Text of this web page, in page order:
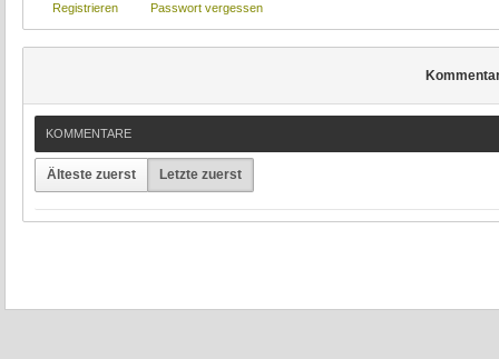
Registrieren Passwort vergessen
KOMMENTARE
Älteste zuerst Letzte zuerst